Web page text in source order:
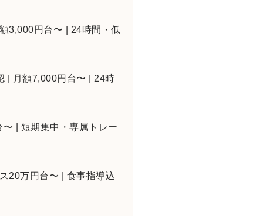
3,000円台〜 | 24時間・低
| 月額7,000円台〜 | 24時
| 短期集中・専属トレー
20万円台〜 | 食事指導込